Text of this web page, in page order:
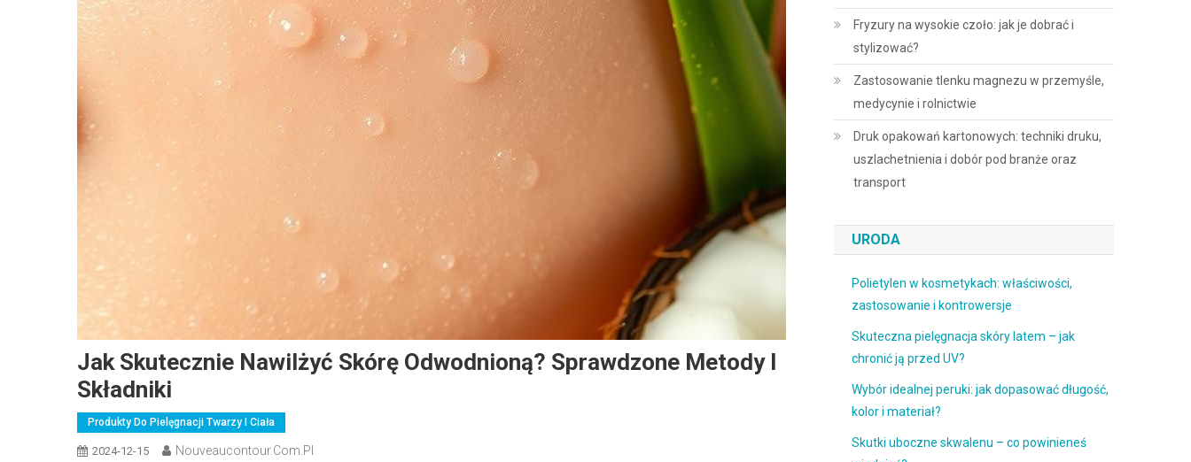
Jak Skutecznie Nawilżyć Skórę Odwodnioną? Sprawdzone Metody I
Składniki
Produkty Do Pielęgnacji Twarzy I Ciała
2024-12-15 Nouveaucontour.com.pl
Fryzury na wysokie czoło: jak je dobrać i
stylizować?
Zastosowanie tlenku magnezu w przemyśle,
medycynie i rolnictwie
Druk opakowań kartonowych: techniki druku,
uszlachetnienia i dobór pod branże oraz
transport
URODA
Polietylen w kosmetykach: właściwości,
zastosowanie i kontrowersje
Skuteczna pielęgnacja skóry latem – jak
chronić ją przed UV?
Wybór idealnej peruki: jak dopasować długość,
kolor i materiał?
Skutki uboczne skwalenu – co powinieneś